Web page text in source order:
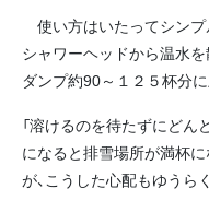
使い方はいたってシンプ
シャワーヘッドから温水
ダンプ約90～１２５杯分に
「溶けるのを待たずにど
になると排雪場所が満杯
が、こうした心配もゆうら